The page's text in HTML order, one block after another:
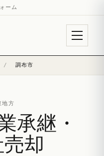
ーム
/ 調布市
方
承継・
却